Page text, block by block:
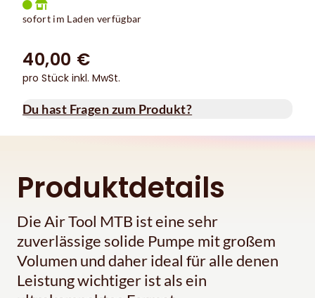
sofort im Laden verfügbar
40,00 €
pro Stück inkl. MwSt.
Du hast Fragen zum Produkt?
Produktdetails
Die Air Tool MTB ist eine sehr
zuverlässige solide Pumpe mit großem
Volumen und daher ideal für alle denen
Leistung wichtiger ist als ein